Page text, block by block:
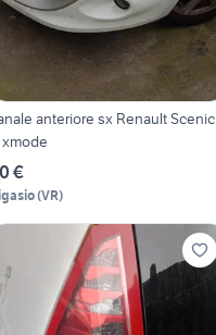
anteriore sx Renault Scenic
xmode
€
(VR)